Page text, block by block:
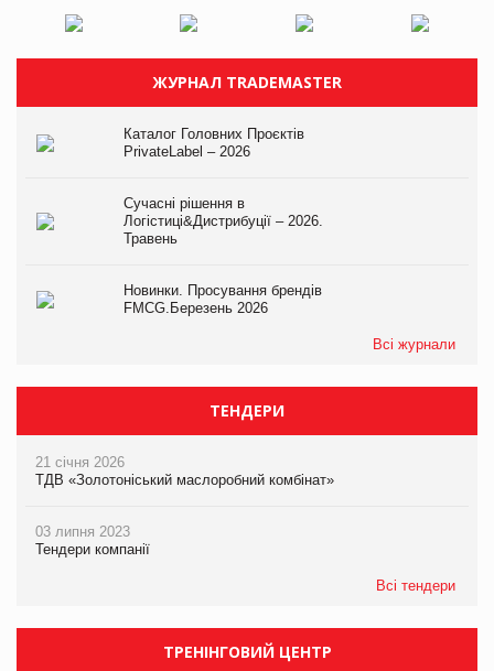
ЖУРНАЛ TRADEMASTER
Каталог Головних Проєктів
PrivateLabel – 2026
Сучасні рішення в
Логістиці&Дистрибуції – 2026.
Травень
Новинки. Просування брендів
FMCG.Березень 2026
Всі журнали
ТЕНДЕРИ
21 січня 2026
ТДВ «Золотоніський маслоробний комбінат»
03 липня 2023
Тендери компанії
Всі тендери
ТРЕНІНГОВИЙ ЦЕНТР